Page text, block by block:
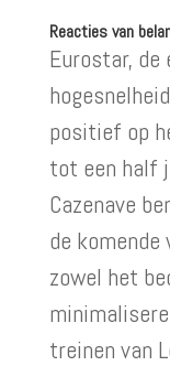
Reacties van
Eurostar, de
positief op
tot een half
Cazenave
de komende
zowel het
treinen van